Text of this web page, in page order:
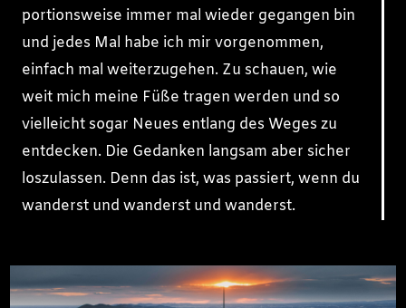
portionsweise immer mal wieder gegangen bin
und jedes Mal habe ich mir vorgenommen,
einfach mal weiterzugehen. Zu schauen, wie
weit mich meine Füße tragen werden und so
vielleicht sogar Neues entlang des Weges zu
entdecken. Die Gedanken langsam aber sicher
loszulassen. Denn das ist, was passiert, wenn du
wanderst und wanderst und wanderst.